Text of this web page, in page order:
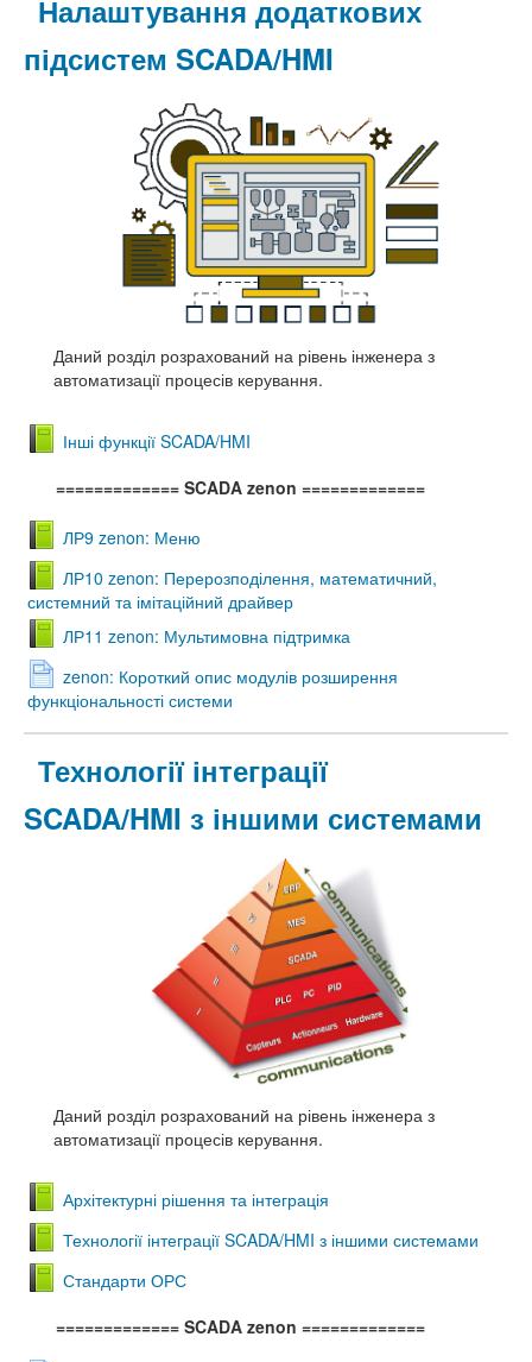
Налаштування додаткових
підсистем SCADA/HMI
Даний розділ розрахований на рівень інженера з
автоматизації процесів керування.
Інші функції SCADA/HMI
============= SCADA zenon =============
ЛР9 zenon: Меню
ЛР10 zenon: Перерозподілення, математичний,
системний та імітаційний драйвер
ЛР11 zenon: Мультимовна підтримка
zenon: Короткий опис модулів розширення
функціональності системи
Технології інтеграції
SCADA/HMI з іншими системами
Даний розділ розрахований на рівень інженера з
автоматизації процесів керування.
Архітектурні рішення та інтеграція
Технології інтеграції SCADA/HMI з іншими системами
Стандарти ОРС
============= SCADA zenon =============